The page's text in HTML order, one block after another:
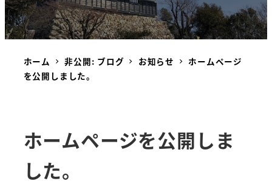
ホーム 非公開: ブログ お知らせ
ホームページ
を公開しました。
ホームページを公開しま
した。